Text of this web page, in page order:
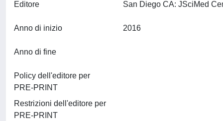
Editore
Anno di inizio
Anno di fine
Policy dell'editore per
PRE-PRINT
Restrizioni dell'editore per
PRE-PRINT